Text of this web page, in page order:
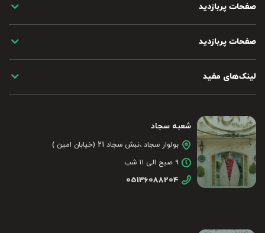
صفحات پربازدید
صفحات پربازدید
لینک‌های مفید
شعبه سجاد
بولوار سجاد ،نبش سجاد 21 (خیابان امین )
۹ صبح الی ۱۱ شب
05136088204